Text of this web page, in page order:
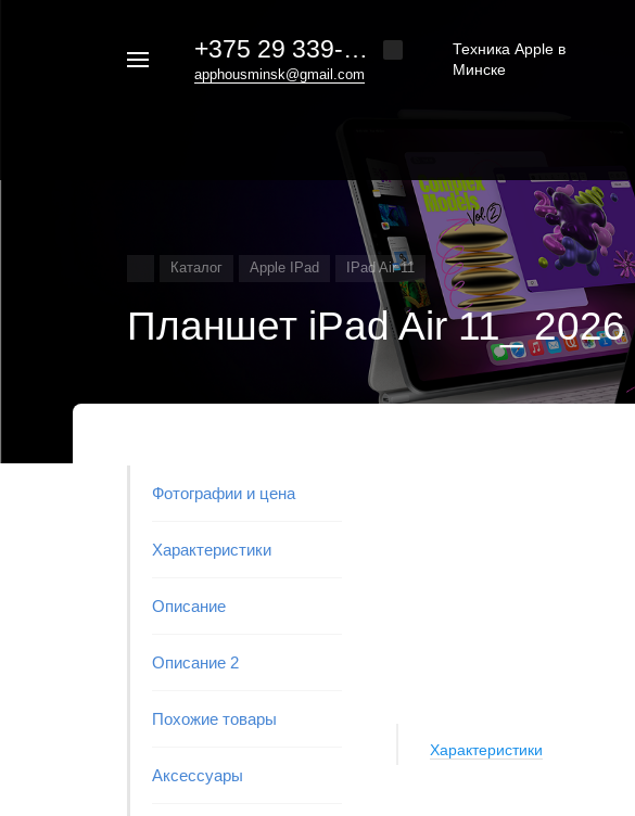
+375 29 339-20-30
apphousminsk@gmail.com
Техника Apple в
Минске
Каталог Apple IPad IPad Air 11
Планшет iPad Air 11_
Фотографии и цена
Характеристики
Описание
Описание 2
Похожие товары
Аксессуары
Характеристики